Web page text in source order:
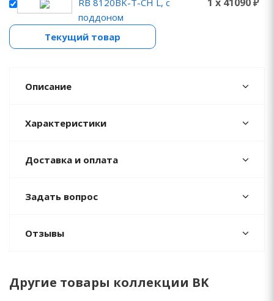
RB 8120BK-T-CH L, с
поддоном
Текущий товар
Описание
Характеристики
Доставка и оплата
Задать вопрос
Отзывы
Другие товары коллекции BK